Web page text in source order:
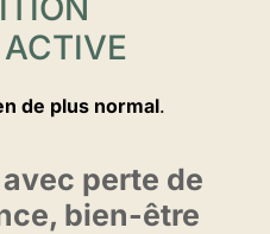
de plus normal.
perte de
bien-être